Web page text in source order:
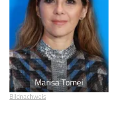
Marisa Tomei
Bildnachweis